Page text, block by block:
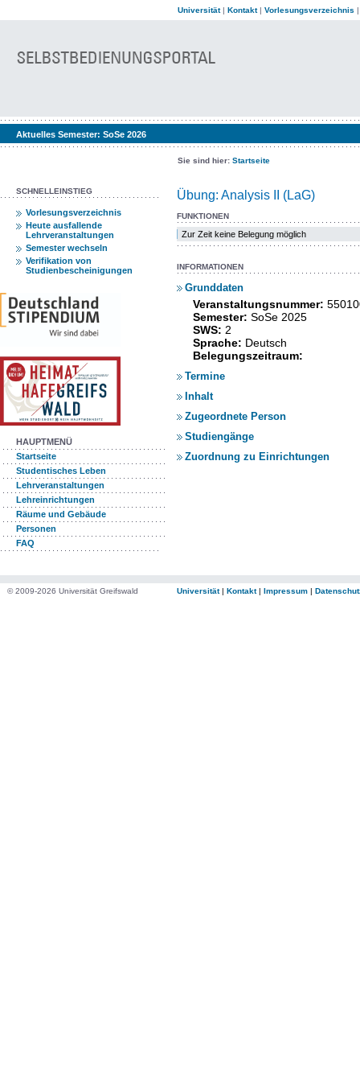
Universität| Kontakt| Vorlesungsverzeichnis
Aktuelles Semester: SoSe 2026
Sie sind hier: Startseite
SCHNELLEINSTIEG
Vorlesungsverzeichnis
Heute ausfallende
Lehrveranstaltungen
Semester wechseln
Verifikation von
Studienbescheinigungen
HAUPTMENÜ
Startseite
Studentisches Leben
Lehrveranstaltungen
Lehreinrichtungen
Räume und Gebäude
Personen
FAQ
Übung: Analysis II (LaG)
FUNKTIONEN
Zur Zeit keine Belegung möglich
INFORMATIONEN
Grunddaten
Veranstaltungsnummer:
Semester: SoSe 2025
SWS: 2
Sprache: Deutsch
Belegungszeitraum:
Termine
Inhalt
Zugeordnete Person
Studiengänge
Zuordnung zu Einrichtungen
© 2009-2026 Universität Greifswald Universität| Kontakt| Impressum |